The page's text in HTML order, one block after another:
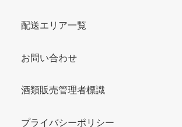
配送エリア一覧
お問い合わせ
酒類販売管理者標識
プライバシーポリシー